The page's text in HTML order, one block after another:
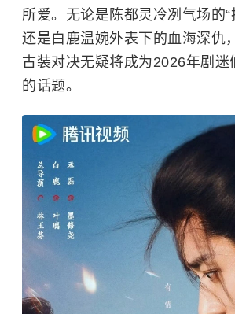
所爱。无论是陈都灵冷冽气场的“
还是白鹿温婉外表下的血海深仇
古装对决无疑将成为2026年剧迷
的话题。